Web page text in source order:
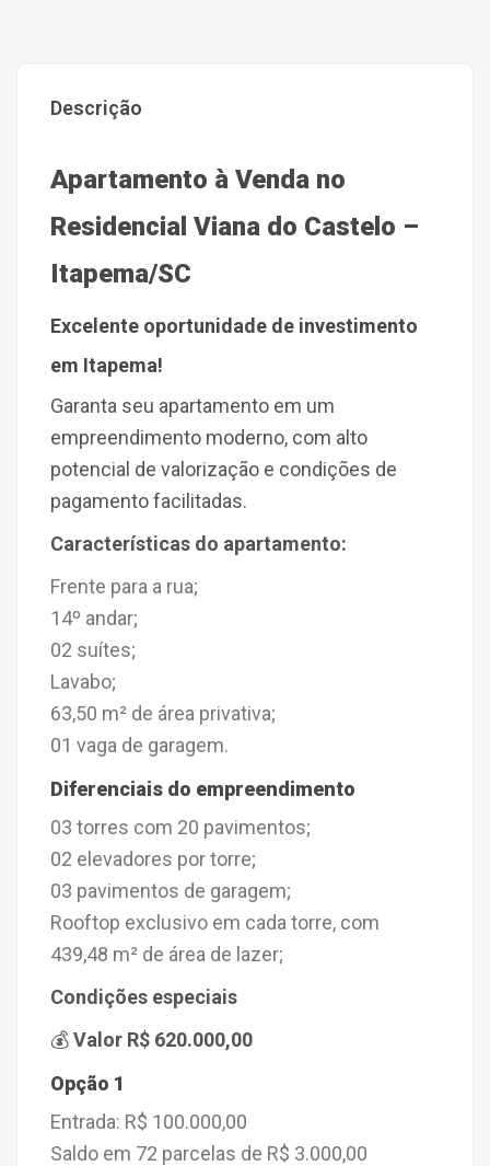
Descrição
Apartamento à Venda no
Residencial Viana do Castelo –
Itapema/SC
Excelente oportunidade de investimento
em Itapema!
Garanta seu apartamento em um
empreendimento moderno, com alto
potencial de valorização e condições de
pagamento facilitadas.
Características do apartamento:
Frente para a rua;
14º andar;
02 suítes;
Lavabo;
63,50 m² de área privativa;
01 vaga de garagem.
Diferenciais do empreendimento
03 torres com 20 pavimentos;
02 elevadores por torre;
03 pavimentos de garagem;
Rooftop exclusivo em cada torre, com
439,48 m² de área de lazer;
Condições especiais
💰Valor R$ 620.000,00
Opção 1
Entrada: R$ 100.000,00
Saldo em 72 parcelas de R$ 3.000,00